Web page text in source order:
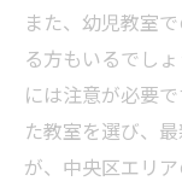
また、幼児教室
る方もいるでし
には注意が必要
た教室を選び、
が、中央区エリア